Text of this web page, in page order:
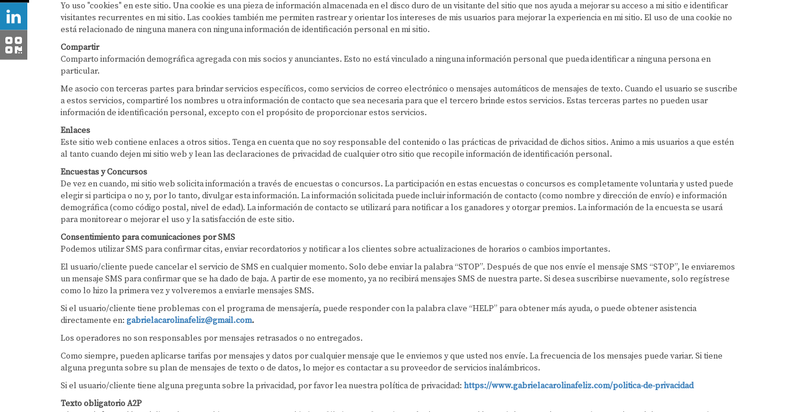
Yo uso "cookies" en este sitio. Una cookie es una pieza de información almacenada en el disco duro de un visitante del sitio que nos ayuda a mejorar su acceso a mi sitio e identificar
visitantes recurrentes en mi sitio. Las cookies también me permiten rastrear y orientar los intereses de mis usuarios para mejorar la experiencia en mi sitio. El uso de una cookie no
está relacionado de ninguna manera con ninguna información de identificación personal en mi sitio.
Compartir
Comparto información demográfica agregada con mis socios y anunciantes. Esto no está vinculado a ninguna información personal que pueda identificar a ninguna persona en
particular.
Me asocio con terceras partes para brindar servicios específicos, como servicios de correo electrónico o mensajes automáticos de mensajes de texto. Cuando el usuario se suscribe
a estos servicios, compartiré los nombres u otra información de contacto que sea necesaria para que el tercero brinde estos servicios. Estas terceras partes no pueden usar
información de identificación personal, excepto con el propósito de proporcionar estos servicios.
Enlaces
Este sitio web contiene enlaces a otros sitios. Tenga en cuenta que no soy responsable del contenido o las prácticas de privacidad de dichos sitios. Animo a mis usuarios a que estén
al tanto cuando dejen mi sitio web y lean las declaraciones de privacidad de cualquier otro sitio que recopile información de identificación personal.
Encuestas y Concursos
De vez en cuando, mi sitio web solicita información a través de encuestas o concursos. La participación en estas encuestas o concursos es completamente voluntaria y usted puede
elegir si participa o no y, por lo tanto, divulgar esta información. La información solicitada puede incluir información de contacto (como nombre y dirección de envío) e información
demográfica (como código postal, nivel de edad). La información de contacto se utilizará para notificar a los ganadores y otorgar premios. La información de la encuesta se usará
para monitorear o mejorar el uso y la satisfacción de este sitio.
Consentimiento para comunicaciones por SMS
Podemos utilizar SMS para confirmar citas, enviar recordatorios y notificar a los clientes sobre actualizaciones de horarios o cambios importantes.
El usuario/cliente puede cancelar el servicio de SMS en cualquier momento. Solo debe enviar la palabra “STOP”. Después de que nos envíe el mensaje SMS “STOP”, le enviaremos
un mensaje SMS para confirmar que se ha dado de baja. A partir de ese momento, ya no recibirá mensajes SMS de nuestra parte. Si desea suscribirse nuevamente, solo regístrese
como lo hizo la primera vez y volveremos a enviarle mensajes SMS.
Si el usuario/cliente tiene problemas con el programa de mensajería, puede responder con la palabra clave “HELP” para obtener más ayuda, o puede obtener asistencia
directamente en: gabrielacarolinafeliz@gmail.com.
Los operadores no son responsables por mensajes retrasados o no entregados.
Como siempre, pueden aplicarse tarifas por mensajes y datos por cualquier mensaje que le enviemos y que usted nos envíe. La frecuencia de los mensajes puede variar. Si tiene
alguna pregunta sobre su plan de mensajes de texto o de datos, lo mejor es contactar a su proveedor de servicios inalámbricos.
Si el usuario/cliente tiene alguna pregunta sobre la privacidad, por favor lea nuestra política de privacidad: https://www.gabrielacarolinafeliz.com/politica-de-privacidad
Texto obligatorio A2P